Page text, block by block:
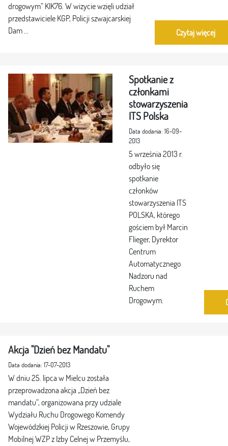
drogowym” KIK76. W wizycie wzięli udział
przedstawiciele KGP, Policji szwajcarskiej
Dam ...
Czytaj więcej
Spotkanie z
członkami
stowarzyszenia
ITS Polska
Data dodania: 16-09-
2013
5 września 2013 r.
odbyło się
spotkanie
członków
stowarzyszenia ITS
POLSKA, którego
gościem był Marcin
Flieger, Dyrektor
Centrum
Automatycznego
Nadzoru nad
Ruchem
Drogowym.
Akcja "Dzień bez Mandatu"
Data dodania: 17-07-2013
W dniu 25. lipca w Mielcu została
przeprowadzona akcja „Dzień bez
mandatu”, organizowana przy udziale
Wydziału Ruchu Drogowego Komendy
Wojewódzkiej Policji w Rzeszowie, Grupy
Mobilnej WZP z Izby Celnej w Przemyślu,